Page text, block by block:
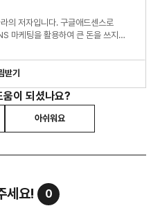
의 저자입니다. 구글애드센스로
마케팅을 활용하여 큰 돈을 쓰지
받기
움이 되셨나요?
아쉬워요
세요! 0